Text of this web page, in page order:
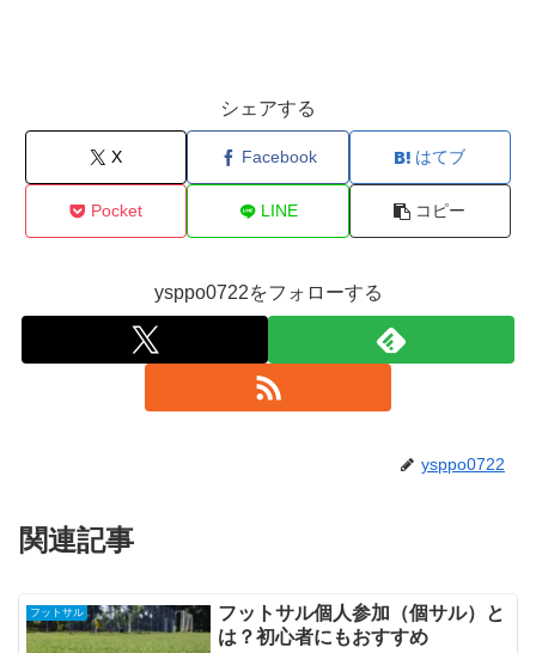
シェアする
X Facebook はてブ
Pocket LINE コピー
ysppo0722をフォローする
ysppo0722
関連記事
フットサル
フットサル個人参加（個サル）と
は？初心者にもおすすめ